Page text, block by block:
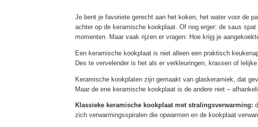
Je bent je favoriete gerecht aan het koken, het water voor de
achter op de keramische kookplaat. Of nog erger: de saus
momenten. Maar vaak rijzen er vragen: Hoe krijg je
Een keramische kookplaat is niet alleen een praktisch
Des te vervelender is het als er verkleuringen, krassen of
Keramische kookplaten zijn gemaakt van glaskeramiek, dat
Maar de ene keramische kookplaat is de andere niet –
Klassieke keramische kookplaat met stralingsverwarming:
zich verwarmingsspiralen die opwarmen en de kookplaat